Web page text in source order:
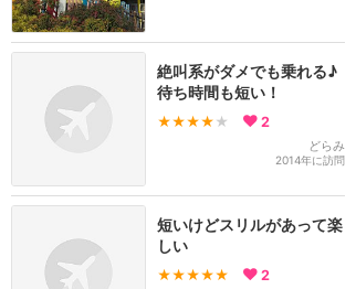
絶叫系がダメでも乗れる♪
待ち時間も短い！
★★★★ ★ 2
どらみ
2014年に訪問
短いけどスリルがあって楽
しい
★★★★★ 2